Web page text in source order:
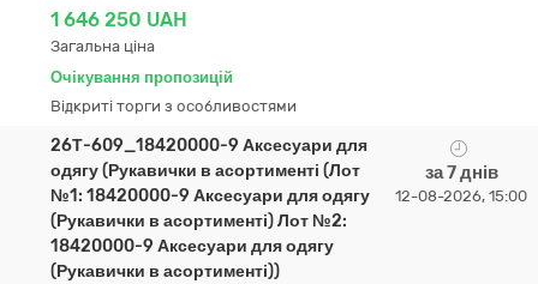
1 646 250 UAH
Загальна ціна
Очікування пропозицій
Відкриті торги з особливостями
26Т-609_18420000-9 Аксесуари для
одягу (Рукавички в асортименті (Лот
№1: 18420000-9 Аксесуари для одягу
(Рукавички в асортименті) Лот №2:
18420000-9 Аксесуари для одягу
(Рукавички в асортименті))
за 7 днів
12-08-2026, 15:00